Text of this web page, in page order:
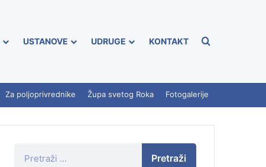
USTANOVE UDRUGE KONTAKT
Za poljoprivrednike Župa svetog Roka Fotogalerije
Pretraži